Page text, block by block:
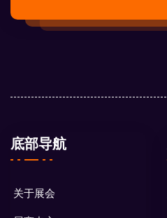
底部导航
关于展会